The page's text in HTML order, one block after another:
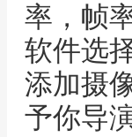
率，帧
软件选
添加摄
予你导